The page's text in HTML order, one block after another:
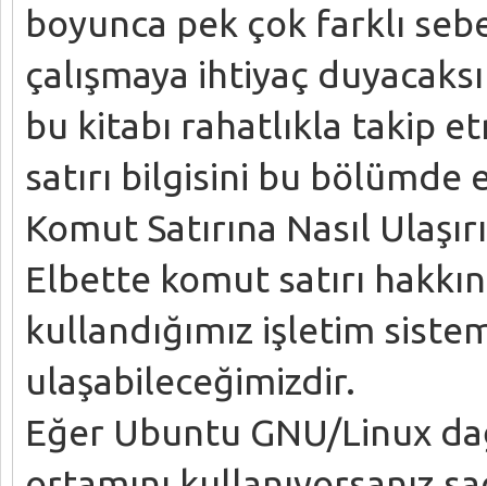
boyunca pek çok farklı
çalışmaya ihtiyaç
bu kitabı rahatlıkla takip
satırı bilgisini bu bölümde
Komut Satırına Nasıl
Elbette komut satırı
kullandığımız işletim
ulaşabileceğimizdir.
Eğer Ubuntu GNU/Linux